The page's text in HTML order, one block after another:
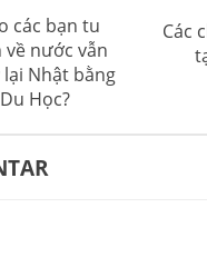
các bạn tu
nước vẫn
Nhật bằng
Học?
Các